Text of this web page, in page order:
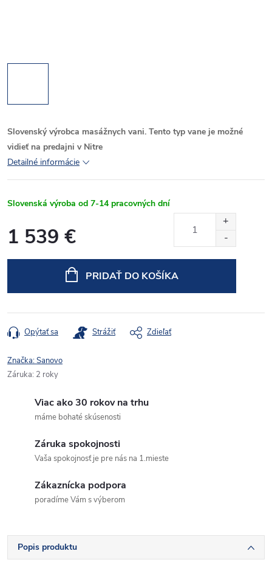
Slovenský výrobca masážnych vani. Tento typ vane je možné
vidieť na predajni v Nitre
Detailné informácie
Slovenská výroba od 7-14 pracovných dní
1 539 €
PRIDAŤ DO KOŠÍKA
Opýtať sa Strážiť Zdieľať
Značka:Sanovo
Záruka: 2 roky
Viac ako 30 rokov na trhu
máme bohaté skúsenosti
Záruka spokojnosti
Vaša spokojnosť je pre nás na 1.mieste
Zákaznícka podpora
poradíme Vám s výberom
Popis produktu